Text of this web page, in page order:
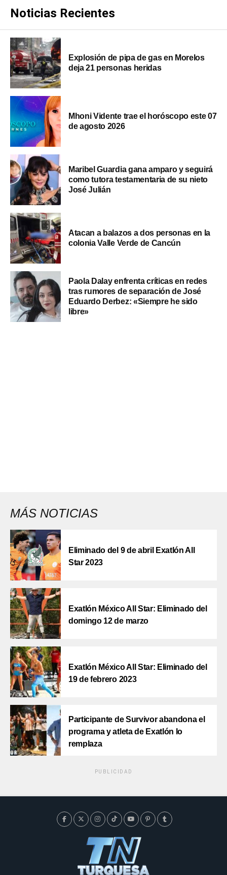
Noticias Recientes
Explosión de pipa de gas en Morelos
deja 21 personas heridas
Mhoni Vidente trae el horóscopo este 07
de agosto 2026
Maribel Guardia gana amparo y seguirá
como tutora testamentaria de su nieto
José Julián
Atacan a balazos a dos personas en la
colonia Valle Verde de Cancún
Paola Dalay enfrenta críticas en redes
tras rumores de separación de José
Eduardo Derbez: «Siempre he sido
libre»
MÁS NOTICIAS
Eliminado del 9 de abril Exatlón All
Star 2023
Exatlón México All Star: Eliminado del
domingo 12 de marzo
Exatlón México All Star: Eliminado del
19 de febrero 2023
Participante de Survivor abandona el
programa y atleta de Exatlón lo
remplaza
PUBLICIDAD